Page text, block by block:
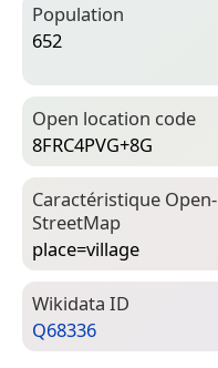
Population
652
Open location code
8FRC4PVG+8G
Caractéristique Open­
Street­Map
place=­village
Wiki­data ID
Q68336